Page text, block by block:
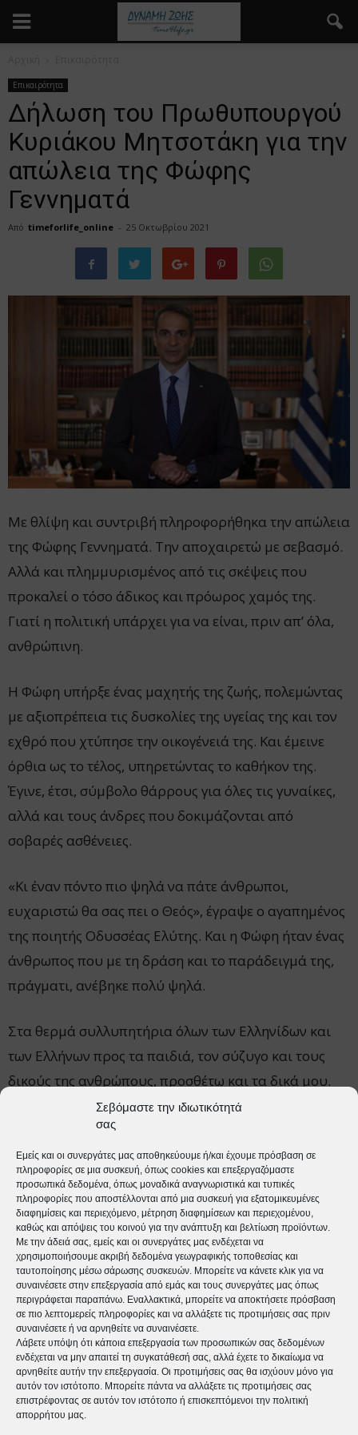
Σεβόμαστε την ιδιωτικότητά
σας
Εμείς και οι συνεργάτες μας αποθηκεύουμε ή/και έχουμε πρόσβαση σε
πληροφορίες σε μια συσκευή, όπως cookies και επεξεργαζόμαστε
προσωπικά δεδομένα, όπως μοναδικά αναγνωριστικά και τυπικές
πληροφορίες που αποστέλλονται από μια συσκευή για εξατομικευμένες
διαφημίσεις και περιεχόμενο, μέτρηση διαφημίσεων και περιεχομένου,
καθώς και απόψεις του κοινού για την ανάπτυξη και βελτίωση προϊόντων.
Με την άδειά σας, εμείς και οι συνεργάτες μας ενδέχεται να
χρησιμοποιήσουμε ακριβή δεδομένα γεωγραφικής τοποθεσίας και
ταυτοποίησης μέσω σάρωσης συσκευών. Μπορείτε να κάνετε κλικ για να
συναινέσετε στην επεξεργασία από εμάς και τους συνεργάτες μας όπως
περιγράφεται παραπάνω. Εναλλακτικά, μπορείτε να αποκτήσετε πρόσβαση
σε πιο λεπτομερείς πληροφορίες και να αλλάξετε τις προτιμήσεις σας πριν
συναινέσετε ή να αρνηθείτε να συναινέσετε.
Λάβετε υπόψη ότι κάποια επεξεργασία των προσωπικών σας δεδομένων
ενδέχεται να μην απαιτεί τη συγκατάθεσή σας, αλλά έχετε το δικαίωμα να
αρνηθείτε αυτήν την επεξεργασία. Οι προτιμήσεις σας θα ισχύουν μόνο για
αυτόν τον ιστότοπο. Μπορείτε πάντα να αλλάξετε τις προτιμήσεις σας
επιστρέφοντας σε αυτόν τον ιστότοπο ή επισκεπτόμενοι την πολιτική
απορρήτου μας.
Επικαιρότητα
Δήλωση του Πρωθυπουργού
Κυριάκου Μητσοτάκη για την
απώλεια της Φώφης
Γεννηματά
Από timeforlife_online - 25 Οκτωβρίου 2021
Με θλίψη και συντριβή πληροφορήθηκα την απώλεια
της Φώφης Γεννηματά. Την αποχαιρετώ με σεβασμό.
Αλλά και πλημμυρισμένος από τις σκέψεις που
προκαλεί ο τόσο άδικος και πρόωρος χαμός της.
Γιατί η πολιτική υπάρχει για να είναι, πριν απ’ όλα,
ανθρώπινη.
Η Φώφη υπήρξε ένας μαχητής της ζωής, πολεμώντας
με αξιοπρέπεια τις δυσκολίες της υγείας της και τον
εχθρό που χτύπησε την οικογένειά της. Και έμεινε
όρθια ως το τέλος, υπηρετώντας το καθήκον της.
Έγινε, έτσι, σύμβολο θάρρους για όλες τις γυναίκες,
αλλά και τους άνδρες που δοκιμάζονται από
σοβαρές ασθένειες.
«Κι έναν πόντο πιο ψηλά να πάτε άνθρωποι,
ευχαριστώ θα σας πει ο Θεός», έγραψε ο αγαπημένος
της ποιητής Οδυσσέας Ελύτης. Και η Φώφη ήταν ένας
άνθρωπος που με τη δράση και το παράδειγμά της,
πράγματι, ανέβηκε πολύ ψηλά.
Στα θερμά συλλυπητήρια όλων των Ελληνίδων και
των Ελλήνων προς τα παιδιά, τον σύζυγο και τους
δικούς της ανθρώπους, προσθέτω και τα δικά μου.
tweet
Προηγούμενο άρθρο
Έφυγε από τη ζωή η Φώφη
Γεννηματά – Θρήνος στον
πολιτικό κόσμο
Επόμενο άρθρο
27 Οκτωβρίου: Παγκόσμια
Ημέρα Εργοθεραπείας